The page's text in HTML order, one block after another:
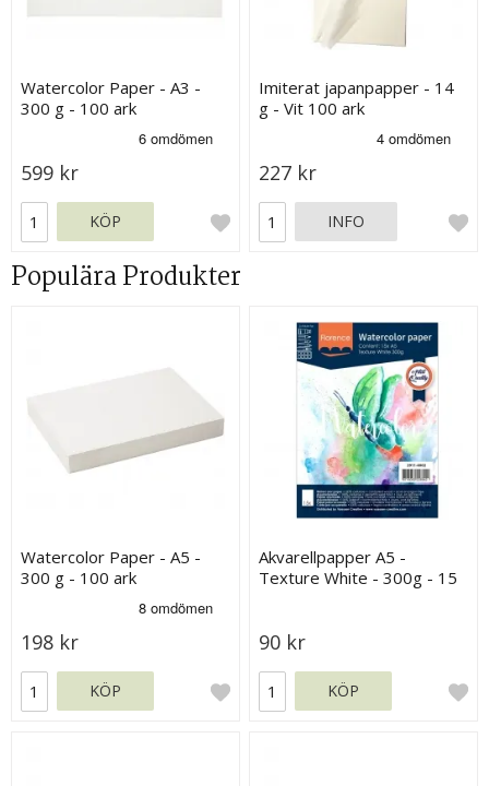
Watercolor Paper - A3 -
300 g - 100 ark
599 kr
KÖP
Imiterat japanpapper - 14
g - Vit 100 ark
227 kr
INFO
Populära Produkter
Watercolor Paper - A5 -
300 g - 100 ark
198 kr
KÖP
Akvarellpapper A5 -
Texture White - 300g - 15
90 kr
KÖP